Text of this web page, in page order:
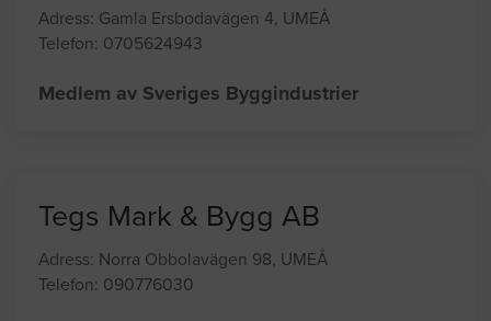
Adress: Gamla Ersbodavägen 4, UMEÅ
Telefon: 0705624943
Medlem av Sveriges Byggindustrier
Tegs Mark & Bygg AB
Adress: Norra Obbolavägen 98, UMEÅ
Telefon: 090776030